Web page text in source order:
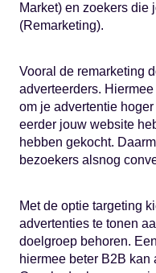
Market) en zoekers die
(Remarketing).
Vooral de remarketing
adverteerders.
om je advertentie
eerder jouw website
hebben gekocht.
bezoekers alsnog
Met de optie targeting
advertenties te tonen
doelgroep behoren.
hiermee beter B2B